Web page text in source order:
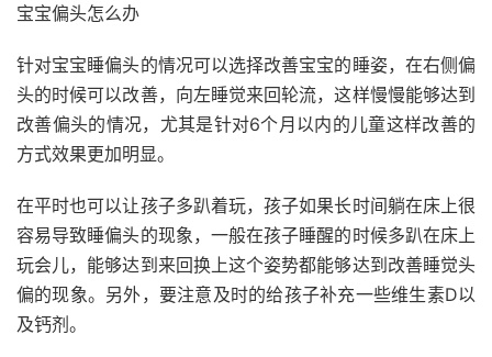
宝宝偏头怎么办
针对宝宝睡偏头的情况可以选择改善宝宝的睡姿，在右侧偏
头的时候可以改善，向左睡觉来回轮流，这样慢慢能够达到
改善偏头的情况，尤其是针对6个月以内的儿童这样改善的
方式效果更加明显。
在平时也可以让孩子多趴着玩，孩子如果长时间躺在床上很
容易导致睡偏头的现象，一般在孩子睡醒的时候多趴在床上
玩会儿，能够达到来回换上这个姿势都能够达到改善睡觉头
偏的现象。另外，要注意及时的给孩子补充一些维生素D以
及钙剂。